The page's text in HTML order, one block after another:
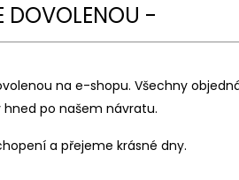
DOVOLENOU -
na e-shopu. Všechny
hned po našem návratu.
a přejeme krásné dny.